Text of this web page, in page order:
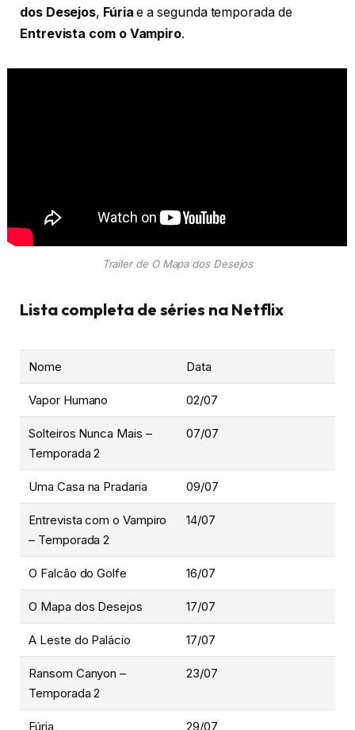
dos Desejos, Fúria e a segunda temporada de
Entrevista com o Vampiro.
Trailer de O Mapa dos Desejos
Lista completa de séries na Netflix
Nome Data
Vapor Humano 02/07
Solteiros Nunca Mais –
Temporada 2
07/07
Uma Casa na Pradaria 09/07
Entrevista com o Vampiro
– Temporada 2
14/07
O Falcão do Golfe 16/07
O Mapa dos Desejos 17/07
A Leste do Palácio 17/07
Ransom Canyon –
Temporada 2
23/07
Fúria 29/07